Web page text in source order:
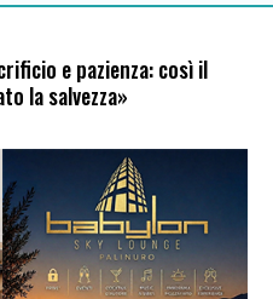
e pazienza: così il
la salvezza»